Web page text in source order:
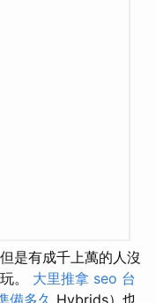
是有成千上萬的人沒
。 大里推拿 seo 台
備多久 Hybrids）也